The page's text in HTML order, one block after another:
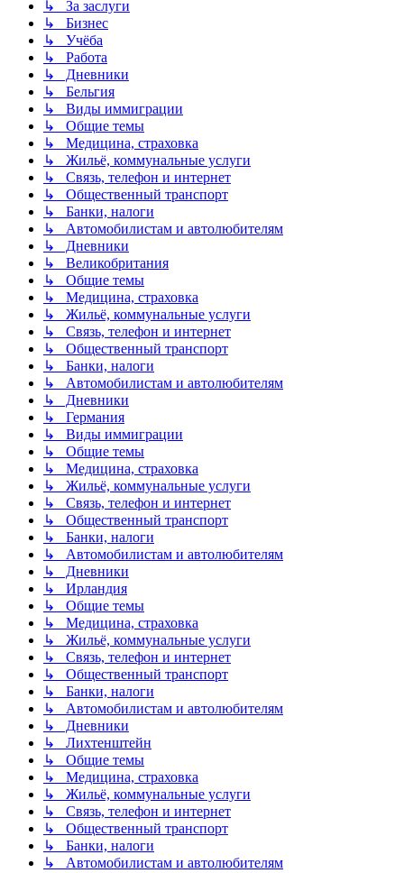
↳ За заслуги
↳ Бизнес
↳ Учёба
↳ Работа
↳ Дневники
↳ Бельгия
↳ Виды иммиграции
↳ Общие темы
↳ Медицина, страховка
↳ Жильё, коммунальные услуги
↳ Связь, телефон и интернет
↳ Общественный транспорт
↳ Банки, налоги
↳ Автомобилистам и автолюбителям
↳ Дневники
↳ Великобритания
↳ Общие темы
↳ Медицина, страховка
↳ Жильё, коммунальные услуги
↳ Связь, телефон и интернет
↳ Общественный транспорт
↳ Банки, налоги
↳ Автомобилистам и автолюбителям
↳ Дневники
↳ Германия
↳ Виды иммиграции
↳ Общие темы
↳ Медицина, страховка
↳ Жильё, коммунальные услуги
↳ Связь, телефон и интернет
↳ Общественный транспорт
↳ Банки, налоги
↳ Автомобилистам и автолюбителям
↳ Дневники
↳ Ирландия
↳ Общие темы
↳ Медицина, страховка
↳ Жильё, коммунальные услуги
↳ Связь, телефон и интернет
↳ Общественный транспорт
↳ Банки, налоги
↳ Автомобилистам и автолюбителям
↳ Дневники
↳ Лихтенштейн
↳ Общие темы
↳ Медицина, страховка
↳ Жильё, коммунальные услуги
↳ Связь, телефон и интернет
↳ Общественный транспорт
↳ Банки, налоги
↳ Автомобилистам и автолюбителям